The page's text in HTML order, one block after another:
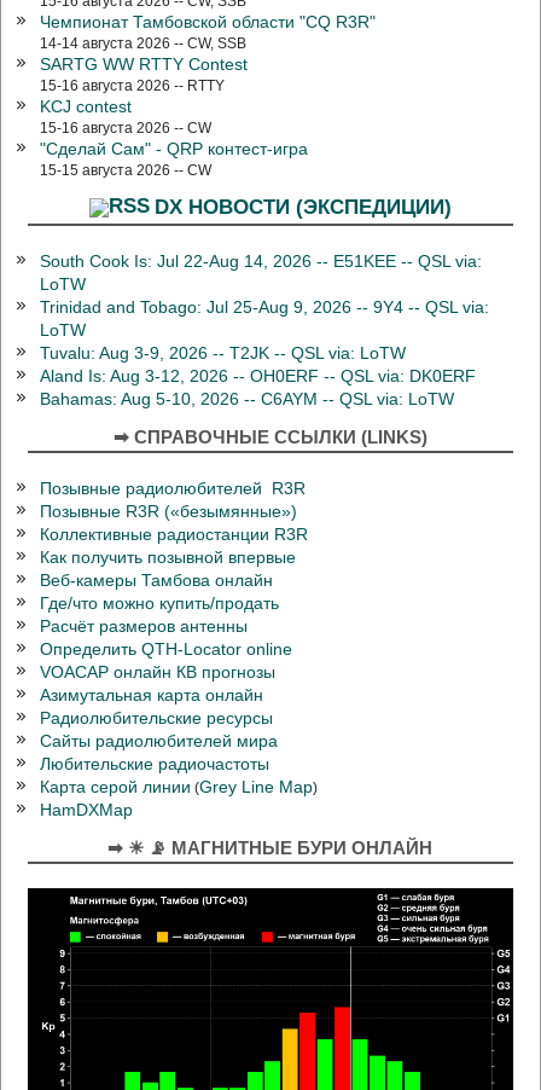
Чемпионат Тамбовской области "CQ R3R"
14-14 августа 2026 -- CW, SSB
SARTG WW RTTY Contest
15-16 августа 2026 -- RTTY
KCJ contest
15-16 августа 2026 -- CW
"Сделай Сам" - QRP контест-игра
15-15 августа 2026 -- CW
DX НОВОСТИ (ЭКСПЕДИЦИИ)
South Cook Is: Jul 22-Aug 14, 2026 -- E51KEE -- QSL via:
LoTW
Trinidad and Tobago: Jul 25-Aug 9, 2026 -- 9Y4 -- QSL via:
LoTW
Tuvalu: Aug 3-9, 2026 -- T2JK -- QSL via: LoTW
Aland Is: Aug 3-12, 2026 -- OH0ERF -- QSL via: DK0ERF
Bahamas: Aug 5-10, 2026 -- C6AYM -- QSL via: LoTW
➡ СПРАВОЧНЫЕ ССЫЛКИ (LINKS)
Позывные радиолюбителей R3R
Позывные R3R («безымянные»)
Коллективные радиостанции R3R
Как получить позывной впервые
Веб-камеры Тамбова онлайн
Где/что можно купить/продать
Расчёт размеров антенны
Определить QTH-Locator online
VOACAP онлайн КВ прогнозы
Азимутальная карта онлайн
Радиолюбительские ресурсы
Сайты радиолюбителей мира
Любительские радиочастоты
Карта серой линии (Grey Line Map)
HamDXMap
➡ ☀ 📡 МАГНИТНЫЕ БУРИ ОНЛАЙН